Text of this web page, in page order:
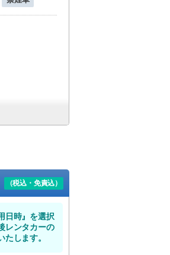
（税込・免責込）
日時』を選択
レンタカーの
します。